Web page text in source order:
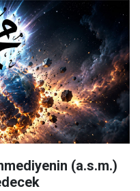
(a.s.m.)